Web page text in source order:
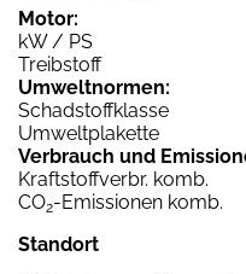
Motor:
kW / PS
Treibstoff
Umweltnormen:
Schadstoffklasse
Umweltplakette
Verbrauch und
Kraftstoffverbr. komb.
CO2-Emissionen komb.
Standort